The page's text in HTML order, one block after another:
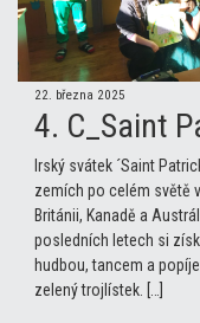
22. března 2025
4. C_Saint
Irský svátek ´Saint
zemích po celém světě
Británii, Kanadě a
posledních letech si
hudbou, tancem a
zelený trojlístek. […]